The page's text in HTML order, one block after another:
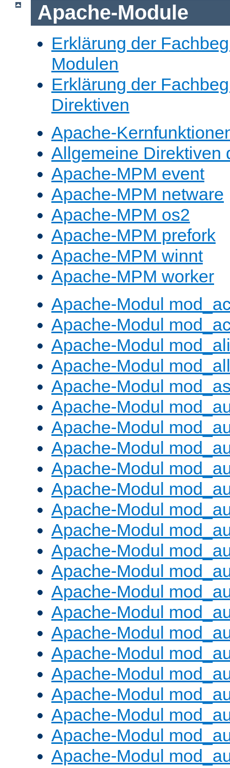
Apache-Module
Erklärung der
Modulen
Erklärung der
Direktiven
Apache-
Allgemeine Direktiven
Apache-MPM event
Apache-MPM netware
Apache-MPM os2
Apache-MPM prefork
Apache-MPM winnt
Apache-MPM worker
Apache-Modul
Apache-Modul
Apache-Modul
Apache-Modul
Apache-Modul
Apache-Modul
Apache-Modul
Apache-Modul
Apache-Modul
Apache-Modul
Apache-Modul
Apache-Modul
Apache-Modul
Apache-Modul
Apache-Modul
Apache-Modul
Apache-Modul
Apache-Modul
Apache-Modul
Apache-Modul
Apache-Modul
Apache-Modul
Apache-Modul